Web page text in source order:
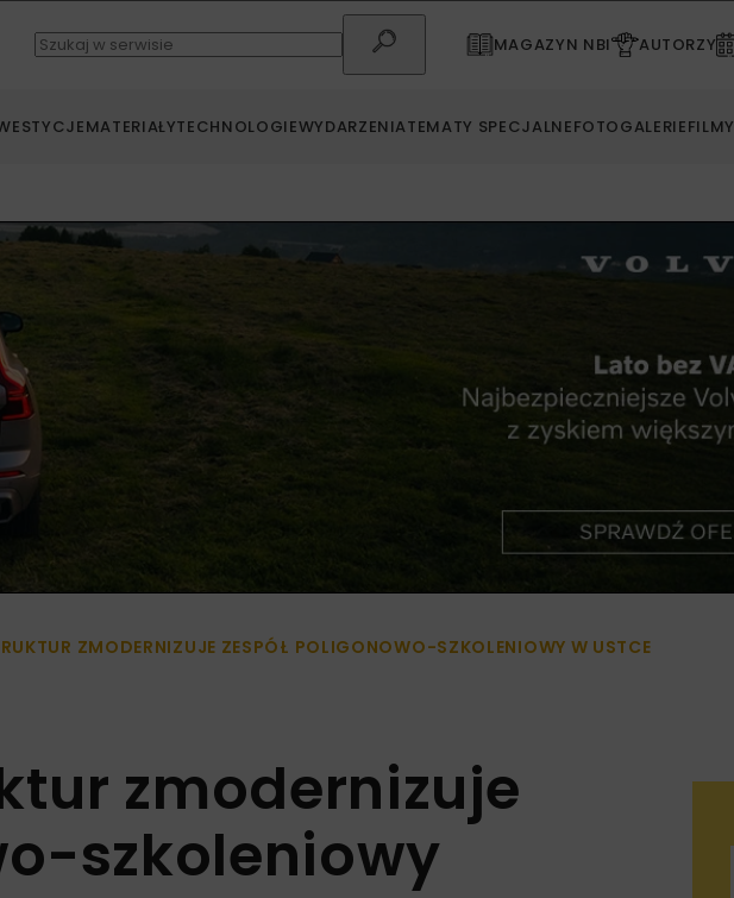
MAGAZYN NBI AUTORZY
MATERIAŁYTECHNOLOGIEWYDARZENIATEMATY SPECJALNEFOTOGALERIEFILMY
ZMODERNIZUJE ZESPÓŁ POLIGONOWO-SZKOLENIOWY W USTCE
zmodernizuje
szkoleniowy